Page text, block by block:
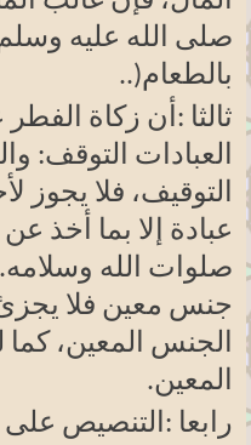
صلى الله عليه وسلم
بالطعام..)
ثالثا : أن زكاة
العبادات التوقف:
التوقيف، فلا يجوز
عبادة إلا بما أخذ
صلوات الله
جنس معين فلا
الجنس المعين، كما
المعين.
رابعا : التنصيص